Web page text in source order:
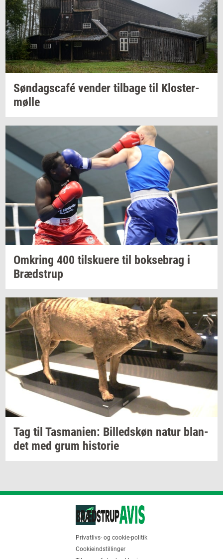
Søndagscafé ven­der til­ba­ge til Klos­ter­
møl­le
Om­kring 400 til­sku­e­re til bok­se­brag i
Bræd­strup
Tag til Tas­ma­ni­en: Bil­leds­køn natur blan­
det med grum hi­sto­rie
Privatlivs- og cookie-politik
Cookieindstillinger